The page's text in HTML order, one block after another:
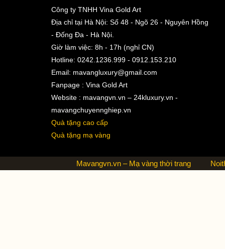
Công ty TNHH Vina Gold Art
Địa chỉ tại Hà Nội: Số 48 - Ngõ 26 - Nguyên Hồng
- Đống Đa - Hà Nội.
Giờ làm việc: 8h - 17h (nghỉ CN)
Hotline: 0242.1236.999 - 0912.153.210
Email: mavangluxury@gmail.com
Fanpage : Vina Gold Art
Website : mavangvn.vn – 24kluxury.vn -
mavangchuyennghiep.vn
Quà tặng cao cấp
Quà tặng mạ vàng
Mavangvn.vn – Mạ vàng thời trang